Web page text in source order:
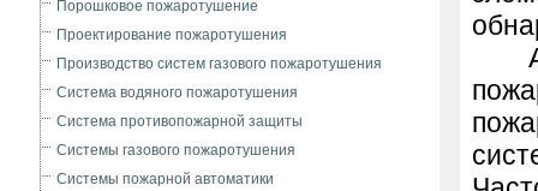
Порошковое пожаротушение
Проектирование пожаротушения
Производство систем газового пожаротушения
Система водяного пожаротушения
Система противопожарной защиты
Системы газового пожаротушения
Системы пожарной автоматики